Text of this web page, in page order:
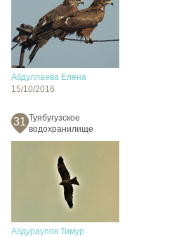
Абдуллаева Елена
15/10/2016
31 Туябугузское
водохранилище
Абдураупов Тимур